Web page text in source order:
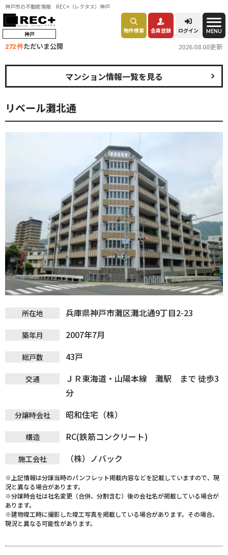
神戸市の不動産情報 REC+（レクタス）神戸
神戸 物件検索 会員登録 ログイン MENU
272 件ただいま公開 2026.08.08更新
リベール灘北通
マンション情報一覧を見る
所在地 兵庫県神戸市灘区灘北通9丁目2-23
築年月 2007年7月
総戸数 43戸
交通
ＪＲ東海道・山陽本線 灘駅 まで 徒歩3
分
分譲時会社 昭和住宅（株）
構造 RC(鉄筋コンクリート)
施工会社 （株）ノバック
※上記情報は分譲当時のパンフレット掲載内容などを記載していますので、現
況と異なる場合があります。
※分譲時会社は社名変更（合併、分割含む）後の会社名が掲載している場合が
あります。
※建物竣工時に撮影した竣工写真を掲載している場合があります。その場合、
現況と異なる可能性があります。